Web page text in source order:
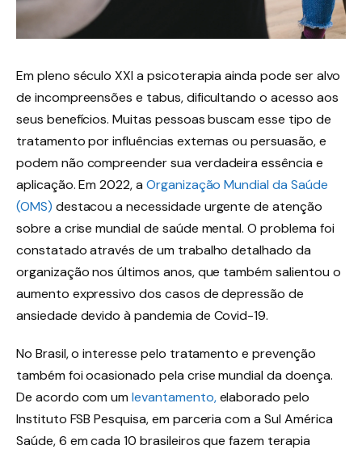
Em pleno século XXI a psicoterapia ainda pode ser alvo
de incompreensões e tabus, dificultando o acesso aos
seus benefícios. Muitas pessoas buscam esse tipo de
tratamento por influências externas ou persuasão, e
podem não compreender sua verdadeira essência e
aplicação. Em 2022, a Organização Mundial da Saúde
(OMS) destacou a necessidade urgente de atenção
sobre a crise mundial de saúde mental. O problema foi
constatado através de um trabalho detalhado da
organização nos últimos anos, que também salientou o
aumento expressivo dos casos de depressão de
ansiedade devido à pandemia de Covid-19.
No Brasil, o interesse pelo tratamento e prevenção
também foi ocasionado pela crise mundial da doença.
De acordo com um levantamento,elaborado pelo
Instituto FSB Pesquisa, em parceria com a Sul América
Saúde, 6 em cada 10 brasileiros que fazem terapia